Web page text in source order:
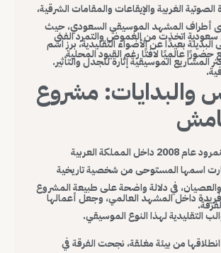
الغربية والإيقاعات والمقامات الشرقية،
أطراف المشهد الموسيقي السعودي، حيث
بعيدًا عن الأضواء التقليدية، برز اسم
المشاريع الموسيقية إثارة للجدل والتأثير.
سعودية اتخذت من الغموض والتمرد الفني
حضورًا عالميًا لافتًا رغم القيود المحلية
والبدايات: مشروع
تأسست فرقة النمرود عام 2008 داخل المملكة العربية
اسمها المستوحى من شخصية تاريخية
والعصيان، في دلالة واضحة على طبيعة المشروع
داخل المشهد العالمي، وجعل أعمالها
التقليدية لهذا النوع الموسيقي.
من بيئة مغلقة، نجحت الفرقة في